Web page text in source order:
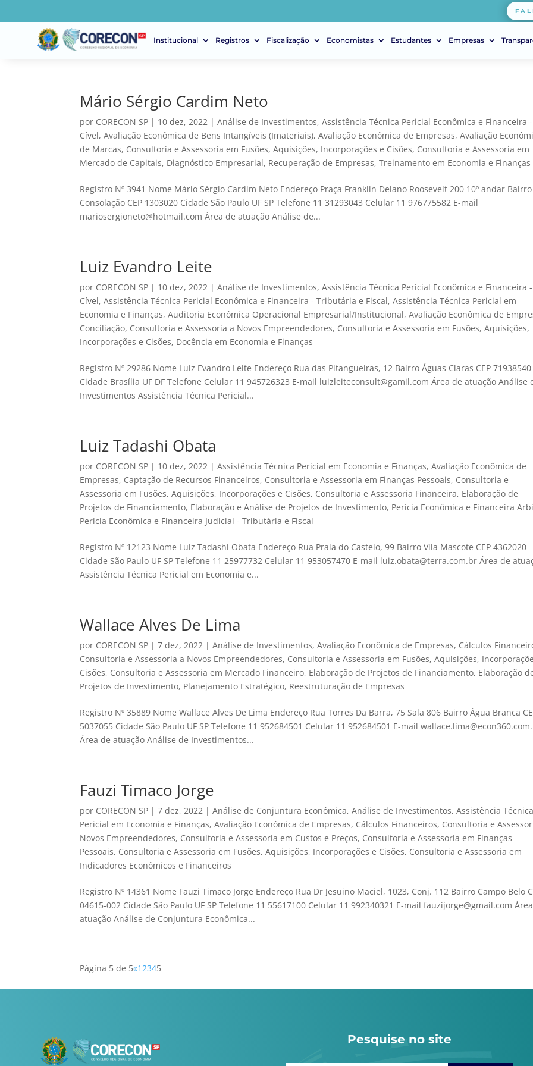
Institucional Registros Fiscalização Economistas Estudantes Empresas
Mário Sérgio Cardim Neto
por CORECON SP | 10 dez, 2022 |Análise de Investimentos,Assistência Técnica Pericial Econômica e Financeira -
Cível,Avaliação Econômica de Bens Intangíveis (Imateriais),Avaliação Econômica de Empresas,Avaliação
de Marcas, Consultoria e Assessoria em Fusões, Aquisições, Incorporações e Cisões, Consultoria e Assessoria em
Mercado de Capitais, Diagnóstico Empresarial, Recuperação de Empresas,Treinamento em Economia e Finanças
Registro Nº 3941 Nome Mário Sérgio Cardim Neto Endereço Praça Franklin Delano Roosevelt 200 10º andar Bairro
Consolação CEP 1303020 Cidade São Paulo UF SP Telefone 11 31293043 Celular 11 976775582 E-mail
mariosergioneto@hotmail.com Área de atuação Análise de...
Luiz Evandro Leite
por CORECON SP | 10 dez, 2022 |Análise de Investimentos,Assistência Técnica Pericial Econômica e Financeira -
Cível,Assistência Técnica Pericial Econômica e Financeira - Tributária e Fiscal,Assistência Técnica Pericial em
Economia e Finanças,Auditoria Econômica Operacional Empresarial/Institucional,Avaliação Econômica de
Conciliação, Consultoria e Assessoria a Novos Empreendedores, Consultoria e Assessoria em Fusões, Aquisições,
Incorporações e Cisões, Docência em Economia e Finanças
Registro Nº 29286 Nome Luiz Evandro Leite Endereço Rua das Pitangueiras, 12 Bairro Águas Claras CEP 71938540
Cidade Brasília UF DF Telefone Celular 11 945726323 E-mail luizleiteconsult@gamil.com Área de atuação Análise
Investimentos Assistência Técnica Pericial...
Luiz Tadashi Obata
por CORECON SP | 10 dez, 2022 |Assistência Técnica Pericial em Economia e Finanças,Avaliação Econômica de
Empresas, Captação de Recursos Financeiros, Consultoria e Assessoria em Finanças Pessoais, Consultoria e
Assessoria em Fusões, Aquisições, Incorporações e Cisões, Consultoria e Assessoria Financeira, Elaboração de
Projetos de Financiamento, Elaboração e Análise de Projetos de Investimento, Perícia Econômica e Financeira
Perícia Econômica e Financeira Judicial - Tributária e Fiscal
Registro Nº 12123 Nome Luiz Tadashi Obata Endereço Rua Praia do Castelo, 99 Bairro Vila Mascote CEP 4362020
Cidade São Paulo UF SP Telefone 11 25977732 Celular 11 953057470 E-mail luiz.obata@terra.com.br Área de
Assistência Técnica Pericial em Economia e...
Wallace Alves De Lima
por CORECON SP |7 dez, 2022 |Análise de Investimentos,Avaliação Econômica de Empresas, Cálculos
Consultoria e Assessoria a Novos Empreendedores, Consultoria e Assessoria em Fusões, Aquisições,
Cisões, Consultoria e Assessoria em Mercado Financeiro, Elaboração de Projetos de Financiamento, Elaboração
Projetos de Investimento, Planejamento Estratégico, Reestruturação de Empresas
Registro Nº 35889 Nome Wallace Alves De Lima Endereço Rua Torres Da Barra, 75 Sala 806 Bairro Água Branca
5037055 Cidade São Paulo UF SP Telefone 11 952684501 Celular 11 952684501 E-mail
Área de atuação Análise de Investimentos...
Fauzi Timaco Jorge
por CORECON SP |7 dez, 2022 |Análise de Conjuntura Econômica,Análise de Investimentos,Assistência Técnica
Pericial em Economia e Finanças,Avaliação Econômica de Empresas, Cálculos Financeiros, Consultoria e
Novos Empreendedores, Consultoria e Assessoria em Custos e Preços, Consultoria e Assessoria em Finanças
Pessoais, Consultoria e Assessoria em Fusões, Aquisições, Incorporações e Cisões, Consultoria e Assessoria em
Indicadores Econômicos e Financeiros
Registro Nº 14361 Nome Fauzi Timaco Jorge Endereço Rua Dr Jesuino Maciel, 1023, Conj. 112 Bairro Campo Belo
04615-002 Cidade São Paulo UF SP Telefone 11 55617100 Celular 11 992340321 E-mail fauzijorge@gmail.com
atuação Análise de Conjuntura Econômica...
Página 5 de 5«12345
Pesquise no site